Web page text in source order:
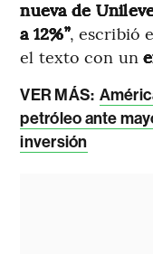
nueva de
a 12%”, escribió
el texto con un
VER MÁS:
petróleo ante
inversión